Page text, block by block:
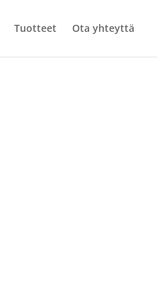
Tuotteet Ota yhteyttä